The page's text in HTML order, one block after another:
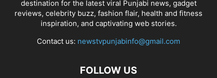
destination for the latest viral Punjabi news, gadget
reviews, celebrity buzz, fashion flair, health and fitness
inspiration, and captivating web stories.
Contact us: newstvpunjabinfo@gmail.com
FOLLOW US